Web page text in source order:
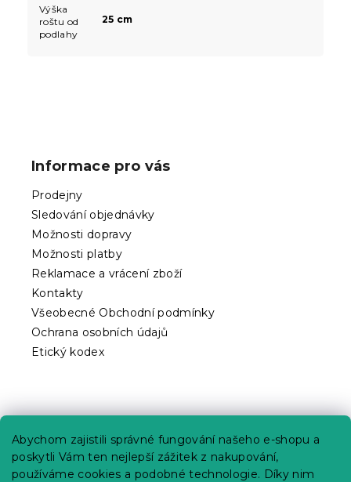
Abychom zajistili správné fungování našeho e-shopu a
poskytli Vám ten nejlepší zážitek z nakupování,
používáme cookies a podobné technologie. Díky nim
Výška
roštu od
podlahy
25 cm
Informace pro vás
Prodejny
Sledování objednávky
Možnosti dopravy
Možnosti platby
Reklamace a vrácení zboží
Kontakty
Všeobecné Obchodní podmínky
Ochrana osobních údajů
Etický kodex
Kariéra